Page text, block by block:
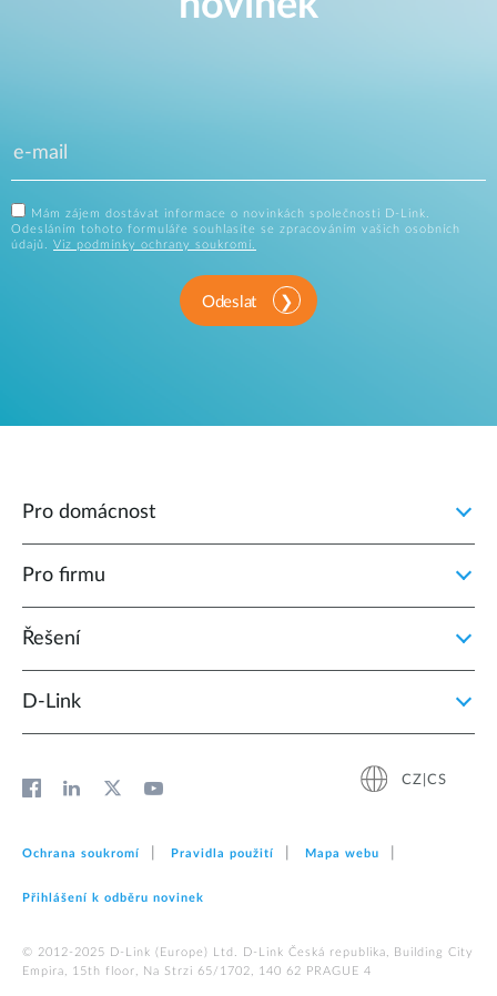
Mám zájem dostávat informace o novinkách společnosti D-Link.
Odesláním tohoto formuláře souhlasíte se zpracováním vašich osobních
údajů. Viz podmínky ochrany soukromí.
Odeslat
Pro domácnost
Pro firmu
Řešení
D‑Link
CZ|CS
Ochrana soukromí Pravidla použití Mapa webu
Přihlášení k odběru novinek
© 2012‑2025 D‑Link (Europe) Ltd. D-Link Česká republika, Building City
Empira, 15th floor, Na Strzi 65/1702, 140 62 PRAGUE 4